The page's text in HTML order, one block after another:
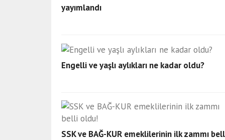
yayımlandı
Engelli ve yaşlı aylıkları ne kadar oldu?
SSK ve BAĞ-KUR emeklilerinin ilk zammı